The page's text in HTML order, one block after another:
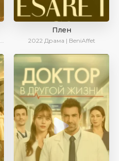
Плен
2022 Драма | BeniAffet